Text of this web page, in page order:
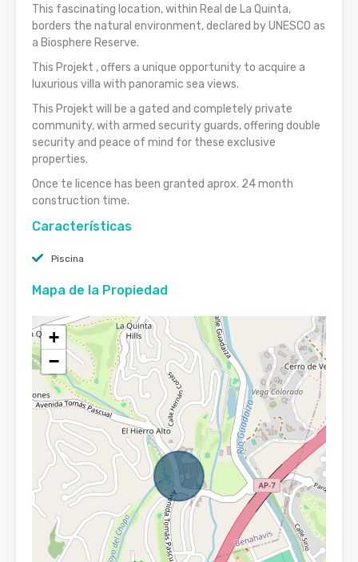
This fascinating location, within Real de La Quinta,
borders the natural environment, declared by UNESCO as
a Biosphere Reserve.
This Projekt , offers a unique opportunity to acquire a
luxurious villa with panoramic sea views.
This Projekt will be a gated and completely private
community, with armed security guards, offering double
security and peace of mind for these exclusive
properties.
Once te licence has been granted aprox. 24 month
construction time.
Características
Piscina
Mapa de la Propiedad
+
−